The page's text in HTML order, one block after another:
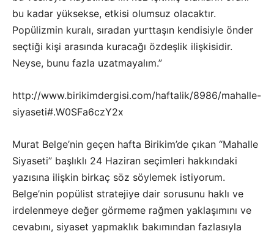
bu kadar yüksekse, etkisi olumsuz olacaktır.
Popülizmin kuralı, sıradan yurttaşın kendisiyle önder
seçtiği kişi arasında kuracağı özdeşlik ilişkisidir.
Neyse, bunu fazla uzatmayalım.”
http://www.birikimdergisi.com/haftalik/8986/mahalle-
siyaseti#.W0SFa6czY2x
Murat Belge’nin geçen hafta Birikim’de çıkan “Mahalle
Siyaseti” başlıklı 24 Haziran seçimleri hakkındaki
yazısına ilişkin birkaç söz söylemek istiyorum.
Belge’nin popülist stratejiye dair sorusunu haklı ve
irdelenmeye değer görmeme rağmen yaklaşımını ve
cevabını, siyaset yapmaklık bakımından fazlasıyla